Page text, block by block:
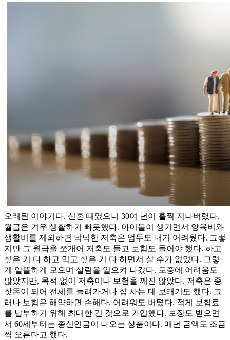
오래된 이야기다. 신혼 때였으니 30여 년이 훌쩍 지나버렸다.
월급은 겨우 생활하기 빠듯했다. 아이들이 생기면서 양육비와
생활비를 제외하면 넉넉한 저축은 엄두도 내기 어려웠다. 그렇
지만 그 월급을 쪼개어 저축도 들고 보험도 들어야 했다. 하고
싶은 거 다 하고 먹고 싶은 거 다 하면서 살 수가 없었다. 그렇
게 알뜰하게 모으며 살림을 일으켜 나갔다. 도중에 어려움도
많았지만, 목적 없이 저축이나 보험을 깨진 않았다. 저축은 종
잣돈이 되어 전세를 늘려가거나 집 사는 데 보태기도 했다. 그
러나 보험은 해약하면 손해다. 어려워도 버텼다. 적게 보험료
를 납부하기 위해 최대한 긴 것으로 가입했다. 보장도 받으면
서 60세부터는 종신연금이 나오는 상품이다. 매년 금액도 조금
씩 오른다고 했다.